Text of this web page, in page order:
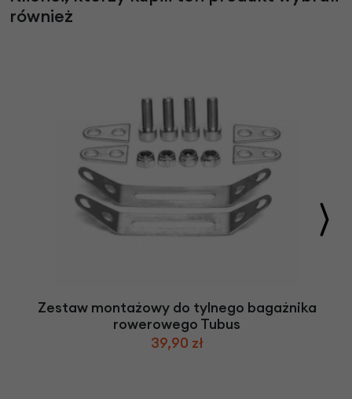
również
Zestaw montażowy do tylnego bagażnika
rowerowego Tubus
39,90 zł